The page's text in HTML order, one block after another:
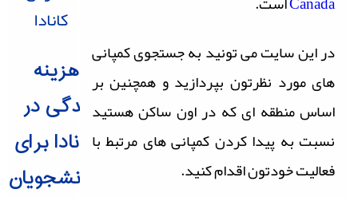
کانادا
هزینه
زندگی در
کانادا برای
دانشجویان
در این سایت می تونید به جستجوی کمپانی
های مورد نظرتون بپردازید و همچنین بر
اساس منطقه ای که در اون ساکن هستید
نسبت به پیدا کردن کمپانی های مرتبط با
فعالیت خودتون اقدام کنید.